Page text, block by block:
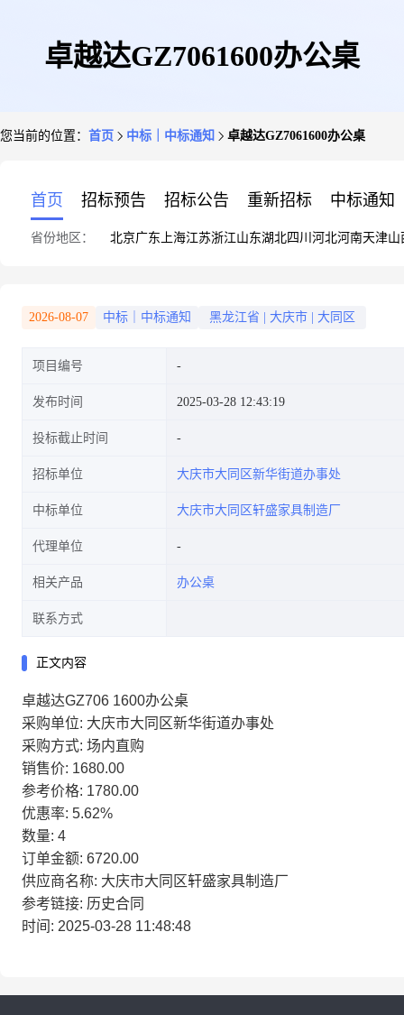
卓越达GZ7061600办公桌
您当前的位置： 首页 中标｜中标通知 卓越达GZ7061600办公桌
首页 招标预告 招标公告 重新招标 中标通知
省份地区： 北京广东 上海江苏浙江山东湖北四川 河北河南天津山
2026-08-07 中标｜中标通知 黑龙江省 大庆市 大同区
项目编号
发布时间 2025-03-28 12:43:19
投标截止时间
招标单位 大庆市大同区新华街道办事处
中标单位 大庆市大同区轩盛家具制造厂
代理单位
相关产品 办公桌
联系方式
正文内容
卓越达GZ706 1600办公桌
采购单位: 大庆市大同区新华街道办事处
采购方式: 场内直购
销售价: 1680.00
参考价格: 1780.00
优惠率: 5.62%
数量: 4
订单金额: 6720.00
供应商名称: 大庆市大同区轩盛家具制造厂
参考链接: 历史合同
时间: 2025-03-28 11:48:48